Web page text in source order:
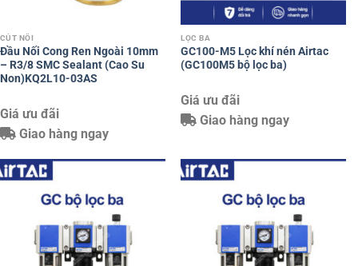
CÚT NỐI
Đầu Nối Cong Ren Ngoài 10mm
– R3/8 SMC Sealant (Cao Su
Non)KQ2L10-03AS
Giá ưu đãi
Giao hàng ngay
LỌC BA
GC100-M5 Lọc khí nén Airtac
(GC100M5 bộ lọc ba)
Giá ưu đãi
Giao hàng ngay